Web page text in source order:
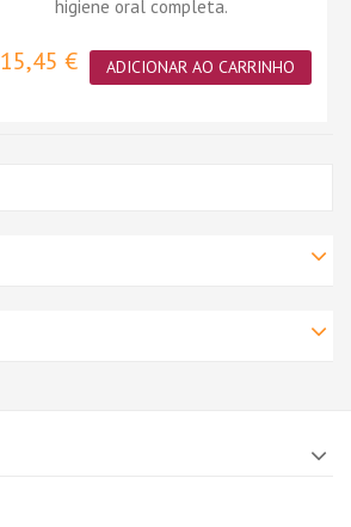
higiene oral completa.
15,45 € ADICIONAR AO CARRINHO